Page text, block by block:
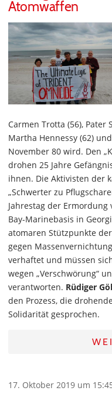
Atomwaffen
Carmen Trotta (56), Pater
Martha Hennessy (62)
November 80 wird. Den
drohen 25 Jahre
ihnen. Die Aktivisten der
„Schwerter zu
Jahrestag der
Bay-Marinebasis in
atomaren Stützpunkte
gegen
verhaftet und müssen
wegen „Verschwörung“
verantworten. Rüdiger
den Prozess, die
Solidarität gesprochen.
17. Oktober 2019 um